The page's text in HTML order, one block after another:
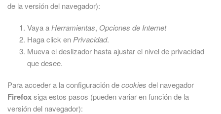
de la versión del navegador):
Vaya aHerramientas, Opciones de Internet
Haga click en Privacidad.
Mueva el deslizador hasta ajustar el nivel de privacidad
que desee.
Para acceder a la configuración decookies del navegador
Firefoxsiga estos pasos (pueden variar en función de la
versión del navegador):